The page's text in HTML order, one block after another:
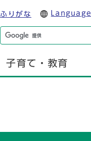
ふりがな Language
子育て・教育